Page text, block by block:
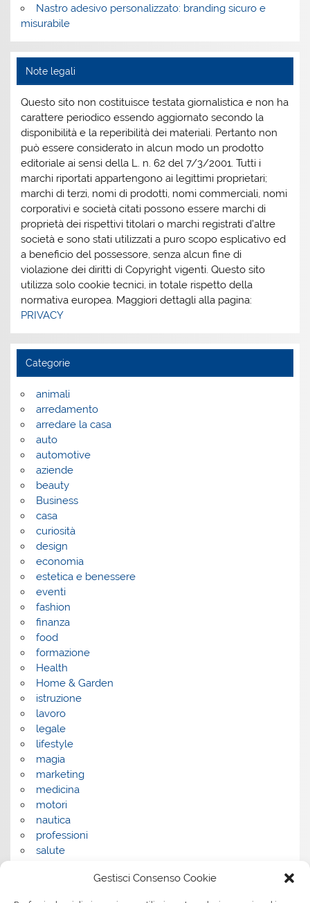
Gestisci Consenso Cookie
Nastro adesivo personalizzato: branding sicuro e
misurabile
Note legali
Questo sito non costituisce testata giornalistica e non ha
carattere periodico essendo aggiornato secondo la
disponibilità e la reperibilità dei materiali. Pertanto non
può essere considerato in alcun modo un prodotto
editoriale ai sensi della L. n. 62 del 7/3/2001. Tutti i
marchi riportati appartengono ai legittimi proprietari;
marchi di terzi, nomi di prodotti, nomi commerciali, nomi
corporativi e società citati possono essere marchi di
proprietà dei rispettivi titolari o marchi registrati d’altre
società e sono stati utilizzati a puro scopo esplicativo ed
a beneficio del possessore, senza alcun fine di
violazione dei diritti di Copyright vigenti. Questo sito
utilizza solo cookie tecnici, in totale rispetto della
normativa europea. Maggiori dettagli alla pagina:
PRIVACY
Categorie
animali
arredamento
arredare la casa
auto
automotive
aziende
beauty
Business
casa
curiosità
design
economia
estetica e benessere
eventi
fashion
finanza
food
formazione
Health
Home & Garden
istruzione
lavoro
legale
lifestyle
magia
marketing
medicina
motori
nautica
professioni
salute